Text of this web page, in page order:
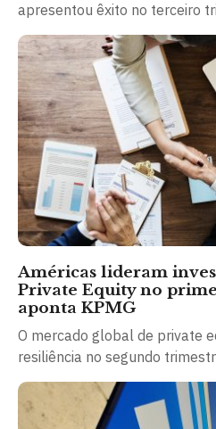
apresentou êxito no terceiro
Américas lideram
Private Equity no
aponta KPMG
O mercado global de private
resiliência no segundo